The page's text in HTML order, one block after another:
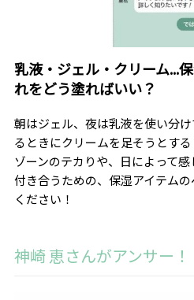
乳液・ジェル・クリーム...
れをどう塗ればいい？
朝はジェル、夜は乳液を使い分
るときにクリームを足そうとす
ゾーンのテカりや、日によって
付き合うための、保湿アイテム
ください！
神崎 恵さんがアンサー！